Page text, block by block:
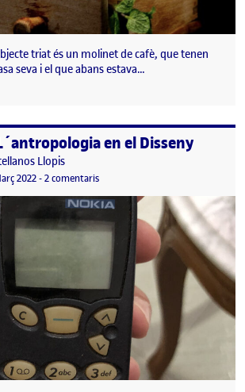
triat és un molinet de cafè, que tenen
seva i el que abans estava…
en el Disseny
Llopis
de publicació
20226 març, 2022 1:04 pm
-2 comentarisa PAC 1. L´antropologia en el